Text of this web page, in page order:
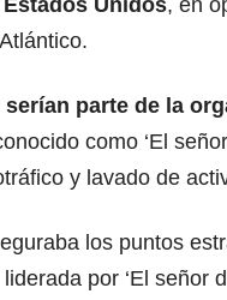
serían parte de la
como ‘El
y lavado de
los puntos
por ‘El señor